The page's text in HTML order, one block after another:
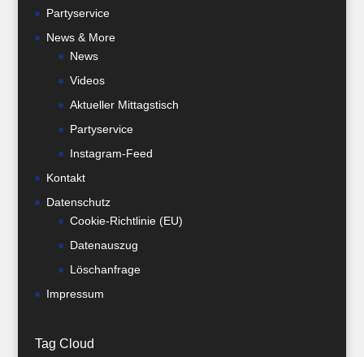
Partyservice
News & More
News
Videos
Aktueller Mittagstisch
Partyservice
Instagram-Feed
Kontakt
Datenschutz
Cookie-Richtlinie (EU)
Datenauszug
Löschanfrage
Impressum
Tag Cloud